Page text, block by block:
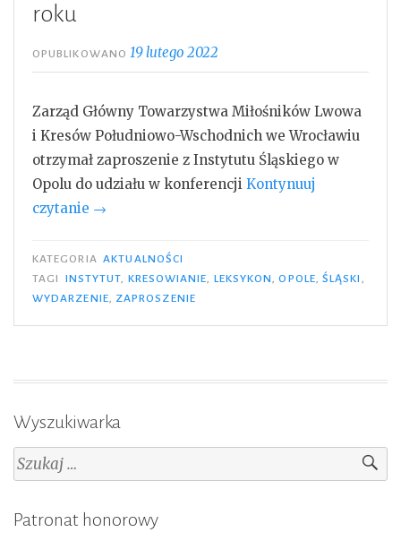
roku
OPUBLIKOWANO19 lutego 2022
Zarząd Główny Towarzystwa Miłośników Lwowa
i Kresów Południowo-Wschodnich we Wrocławiu
otrzymał zaproszenie z Instytutu Śląskiego w
Opolu do udziału w konferencji Kontynuuj
czytanie „Zaproszenie,
–
Kresowianie
na
Śląsku
1945
→
KATEGORIA AKTUALNOŚCI
TAGI
INSTYTUT, KRESOWIANIE, LEKSYKON,OPOLE,ŚLĄSKI ,
WYDARZENIE, ZAPROSZENIE
Wyszukiwarka
Szukaj:
Patronat honorowy